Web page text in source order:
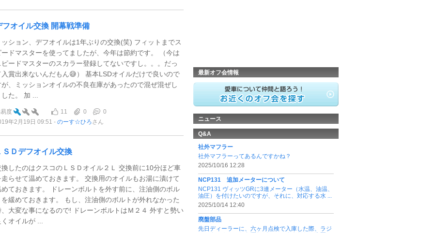
フオイル交換 開幕戦準備
ッション、デフオイルは1年ぶりの交換(笑) フィットまでス
ードマスターを使ってましたが、今年は節約です。 （今は
ピードマスターのスカラー登録してないですし。。。だっ
入賞出来ないんだもん😅） 基本LSDオイルだけで良いので
が、ミッションオイルの不良在庫があったので混ぜ混ぜし
た。 加 ...
度 11 0
0
年2月19日 09:51
のーす☆ひろさん
ＳＤデフオイル交換
換したのはクスコのＬＳＤオイル２Ｌ 交換前に10分ほど車
走らせて温めておきます。 交換用のオイルもお湯に漬けて
めておきます。 ドレーンボルトを外す前に、注油側のボル
を緩めておきます。 もし、注油側のボルトが外れなかった
、大変な事になるので! ドレーンボルトはＭ２４ 外すと勢い
オイルが ...
最新オフ会情報
ニュース
Q&A
社外マフラー
社外マフラーってあるんですかね？
2025/10/16 12:28
NCP131 追加メーターについて
NCP131 ヴィッツGRに3連メーター（水温、油温、
油圧）を付けたいのですが、それに、対応する水 ...
2025/10/14 12:40
廃盤部品
先日ディーラーに、六ヶ月点検で入庫した際、ラジ